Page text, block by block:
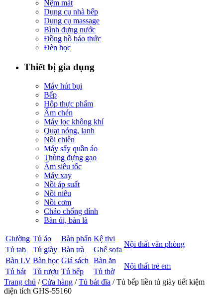
Nệm mát
Dụng cụ nhà bếp
Dụng cụ massage
Bình đựng nước
Đồng hồ báo thức
Đèn học
Thiết bị gia dụng
Máy hút bụi
Bếp
Hộp thực phẩm
Ấm chén
Máy lọc không khí
Quạt nóng, lạnh
Nồi chiên
Máy sấy quần áo
Thùng đựng gạo
Ấm siêu tốc
Máy xay
Nồi áp suất
Nồi niêu
Nồi cơm
Chảo chống dính
Bàn ủi, bàn là
Giường Tủ áo Bàn phấn Kệ tivi
Nội thất văn phòng
Tủ tab Tủ giày Bàn trà
Ghế sofa
Bàn LV Bàn học Giá sách Bàn ăn
Nội thất trẻ em
Tủ bát Tủ rượu Tủ bếp
Tủ thờ
Trang chủ /Cửa hàng /Tủ bát đĩa / Tủ bếp liền tủ giày tiết kiệm
diện tích GHS-55160